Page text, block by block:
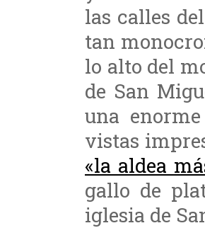
las calles
tan
lo alto del
de San
una
vistas
«la aldea
gallo de
iglesia de